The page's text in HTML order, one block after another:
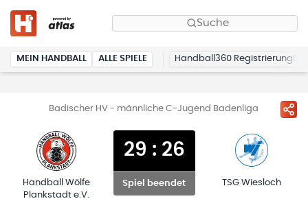
Suche
MEIN HANDBALL ALLE SPIELE Handball360 Registrierung
Badischer HV - männliche C-Jugend Badenliga
Handball Wölfe
Plankstadt e.V.
29 : 26
Spiel beendet TSG Wiesloch